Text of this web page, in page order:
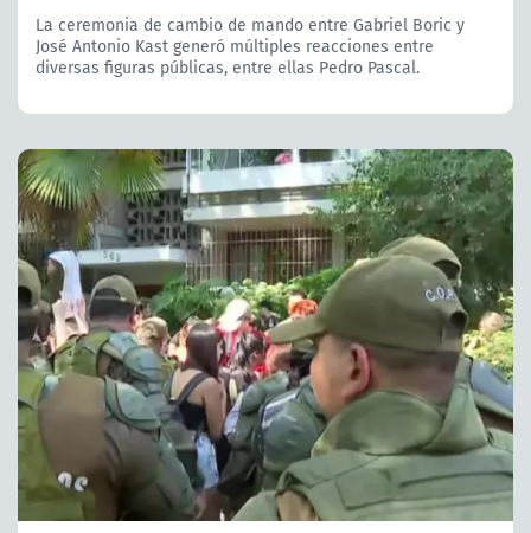
La ceremonia de cambio de mando entre Gabriel Boric y
José Antonio Kast generó múltiples reacciones entre
diversas figuras públicas, entre ellas Pedro Pascal.